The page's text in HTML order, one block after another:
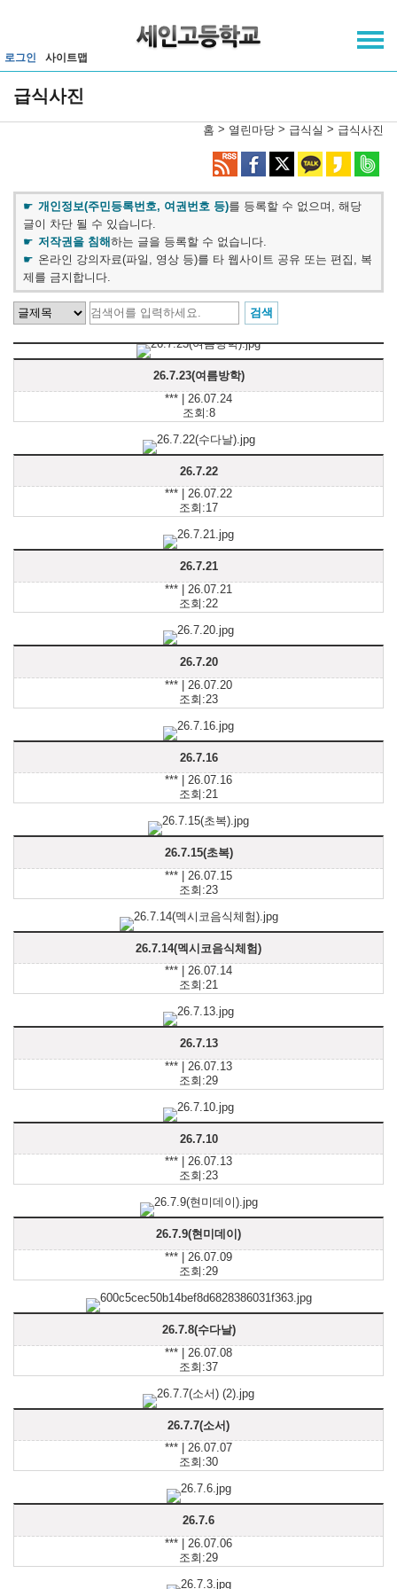
로그인 사이트맵
급식사진
홈 > 열린마당 > 급식실 > 급식사진
개인정보(주민등록번호, 여권번호 등)를 등록할 수 없으며, 해당
글이 차단 될 수 있습니다.
저작권을 침해하는 글을 등록할 수 없습니다.
온라인 강의자료(파일, 영상 등)를 타 웹사이트 공유 또는 편집, 복
제를 금지합니다.
26.7.23(여름방학)
*** | 26.07.24
조회:8
26.7.22
*** | 26.07.22
조회:17
26.7.21
*** | 26.07.21
조회:22
26.7.20
*** | 26.07.20
조회:23
26.7.16
*** | 26.07.16
조회:21
26.7.15(초복)
*** | 26.07.15
조회:23
26.7.14(멕시코음식체험)
*** | 26.07.14
조회:21
26.7.13
*** | 26.07.13
조회:29
26.7.10
*** | 26.07.13
조회:23
26.7.9(현미데이)
*** | 26.07.09
조회:29
26.7.8(수다날)
*** | 26.07.08
조회:37
26.7.7(소서)
*** | 26.07.07
조회:30
26.7.6
*** | 26.07.06
조회:29